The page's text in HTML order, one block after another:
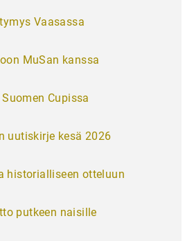
Vaasassa
MuSan kanssa
Cupissa
uutiskirje kesä 2026
historialliseen otteluun
putkeen naisille